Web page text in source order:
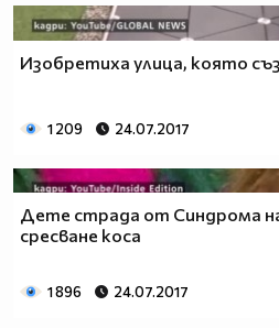
Изобретиха улица, която
1 209 24.07.2017
Дете страда от Синдрома
сресване коса
1 896 24.07.2017